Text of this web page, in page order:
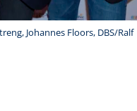
Johannes Floors, DBS/Ralf